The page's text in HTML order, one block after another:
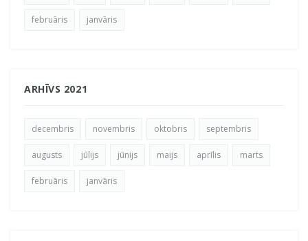
februāris janvāris
ARHĪVS 2021
decembris novembris oktobris septembris
augusts jūlijs jūnijs maijs aprīlis marts
februāris janvāris